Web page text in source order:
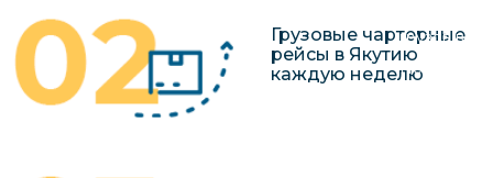
грузов в
Перевозка
Грузовые чартерные
рейсы в Якутию
каждую неделю